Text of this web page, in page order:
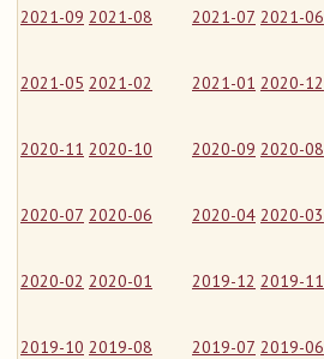
2021-09 2021-08 2021-07 2021-06
2021-05 2021-02 2021-01 2020-12
2020-11 2020-10 2020-09 2020-08
2020-07 2020-06 2020-04 2020-03
2020-02 2020-01 2019-12 2019-11
2019-10 2019-08 2019-07 2019-06